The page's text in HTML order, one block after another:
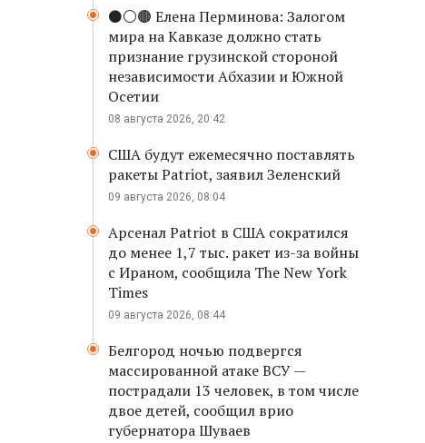
⚫️⚪️🟤 Елена Перминова: Залогом
мира на Кавказе должно стать
признание грузинской стороной
независимости Абхазии и Южной
Осетии
08 августа 2026, 20:42
США будут ежемесячно поставлять
ракеты Patriot, заявил Зеленский
09 августа 2026, 08:04
Арсенал Patriot в США сократился
до менее 1,7 тыс. ракет из-за войны
с Ираном, сообщила The New York
Times
09 августа 2026, 08:44
Белгород ночью подвергся
массированной атаке ВСУ —
пострадали 13 человек, в том числе
двое детей, сообщил врио
губернатора Шуваев